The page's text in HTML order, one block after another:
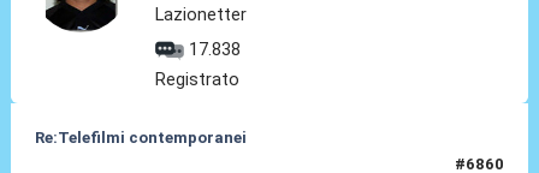
Lazionetter
17.838
Registrato
Re:Telefilmi contemporanei
#6860